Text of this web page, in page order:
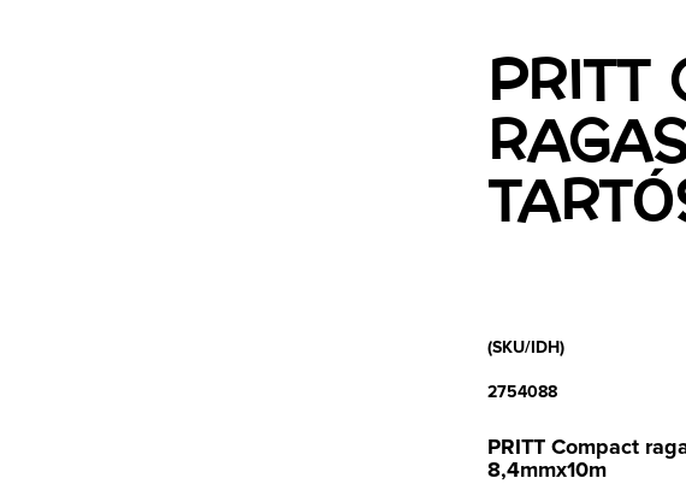
PRITT
(SKU/IDH)
2754088
PRITT Compact
8,4mmx10m